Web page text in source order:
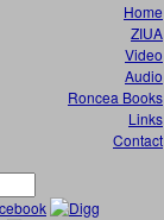
Home
ZIUA
Video
Audio
Roncea Books
Links
Contact